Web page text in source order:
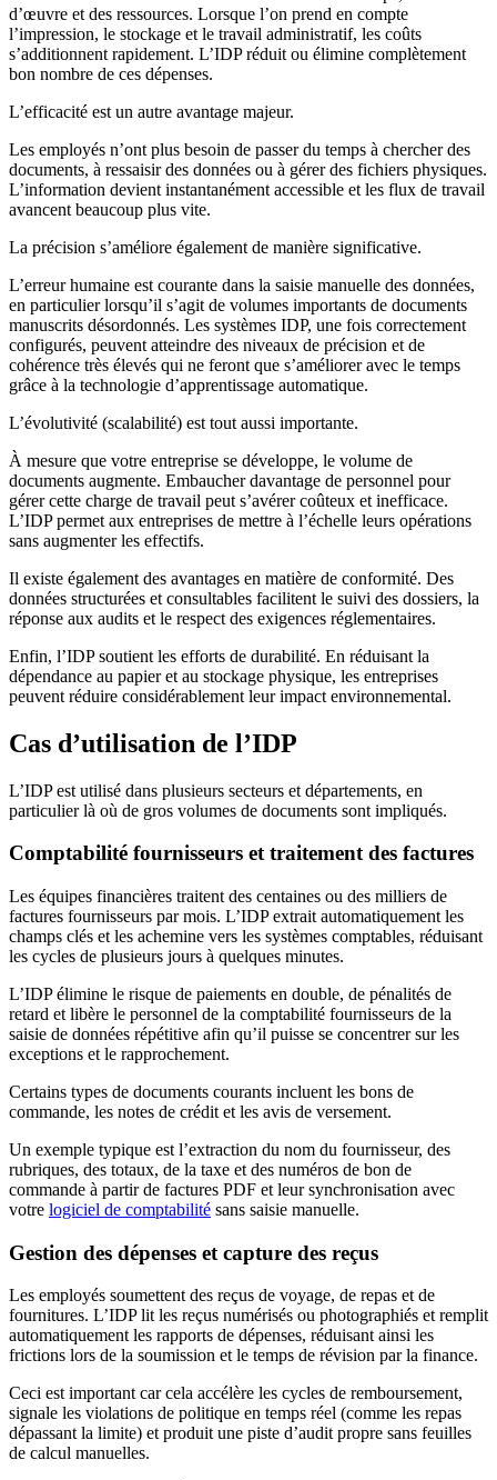
d’œuvre et des ressources. Lorsque l’on prend en compte
l’impression, le stockage et le travail administratif, les coûts
s’additionnent rapidement. L’IDP réduit ou élimine complètement
bon nombre de ces dépenses.
L’efficacité est un autre avantage majeur.
Les employés n’ont plus besoin de passer du temps à chercher des
documents, à ressaisir des données ou à gérer des fichiers physiques.
L’information devient instantanément accessible et les flux de travail
avancent beaucoup plus vite.
La précision s’améliore également de manière significative.
L’erreur humaine est courante dans la saisie manuelle des données,
en particulier lorsqu’il s’agit de volumes importants de documents
manuscrits désordonnés. Les systèmes IDP, une fois correctement
configurés, peuvent atteindre des niveaux de précision et de
cohérence très élevés qui ne feront que s’améliorer avec le temps
grâce à la technologie d’apprentissage automatique.
L’évolutivité (scalabilité) est tout aussi importante.
À mesure que votre entreprise se développe, le volume de
documents augmente. Embaucher davantage de personnel pour
gérer cette charge de travail peut s’avérer coûteux et inefficace.
L’IDP permet aux entreprises de mettre à l’échelle leurs opérations
sans augmenter les effectifs.
Il existe également des avantages en matière de conformité. Des
données structurées et consultables facilitent le suivi des dossiers, la
réponse aux audits et le respect des exigences réglementaires.
Enfin, l’IDP soutient les efforts de durabilité. En réduisant la
dépendance au papier et au stockage physique, les entreprises
peuvent réduire considérablement leur impact environnemental.
Cas d’utilisation de l’IDP
L’IDP est utilisé dans plusieurs secteurs et départements, en
particulier là où de gros volumes de documents sont impliqués.
Comptabilité fournisseurs et traitement des factures
Les équipes financières traitent des centaines ou des milliers de
factures fournisseurs par mois. L’IDP extrait automatiquement les
champs clés et les achemine vers les systèmes comptables, réduisant
les cycles de plusieurs jours à quelques minutes.
L’IDP élimine le risque de paiements en double, de pénalités de
retard et libère le personnel de la comptabilité fournisseurs de la
saisie de données répétitive afin qu’il puisse se concentrer sur les
exceptions et le rapprochement.
Certains types de documents courants incluent les bons de
commande, les notes de crédit et les avis de versement.
Un exemple typique est l’extraction du nom du fournisseur, des
rubriques, des totaux, de la taxe et des numéros de bon de
commande à partir de factures PDF et leur synchronisation avec
votre logiciel de comptabilité sans saisie manuelle.
Gestion des dépenses et capture des reçus
Les employés soumettent des reçus de voyage, de repas et de
fournitures. L’IDP lit les reçus numérisés ou photographiés et remplit
automatiquement les rapports de dépenses, réduisant ainsi les
frictions lors de la soumission et le temps de révision par la finance.
Ceci est important car cela accélère les cycles de remboursement,
signale les violations de politique en temps réel (comme les repas
dépassant la limite) et produit une piste d’audit propre sans feuilles
de calcul manuelles.